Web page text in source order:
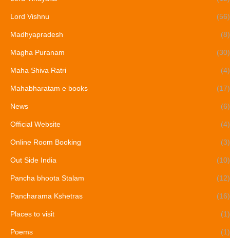
Lord Vishnu (56)
Madhyapradesh (8)
Magha Puranam (30)
Maha Shiva Ratri (4)
Mahabharatam e books (17)
News (6)
Official Website (4)
Online Room Booking (3)
Out Side India (10)
Pancha bhoota Stalam (12)
Pancharama Kshetras (16)
Places to visit (1)
Poems (1)